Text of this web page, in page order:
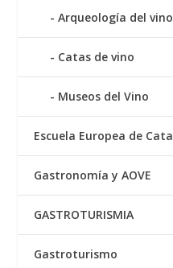
Arqueología del vino
Catas de vino
Museos del Vino
Escuela Europea de Cata
Gastronomía y AOVE
GASTROTURISMIA
Gastroturismo